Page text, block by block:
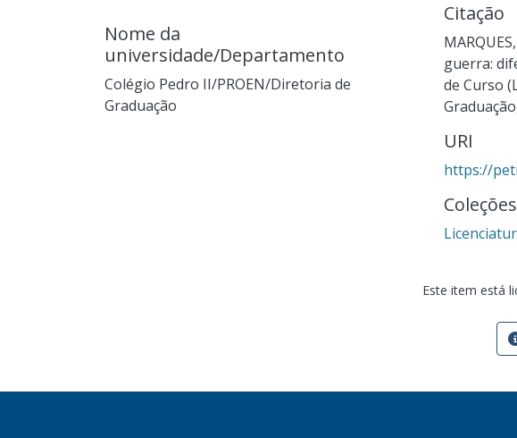
Nome da
universidade/Departamento
Colégio Pedro II/PROEN/Diretoria de
Graduação
Citação
guerra:
de Curso
URI
https://
Coleções
Este item está